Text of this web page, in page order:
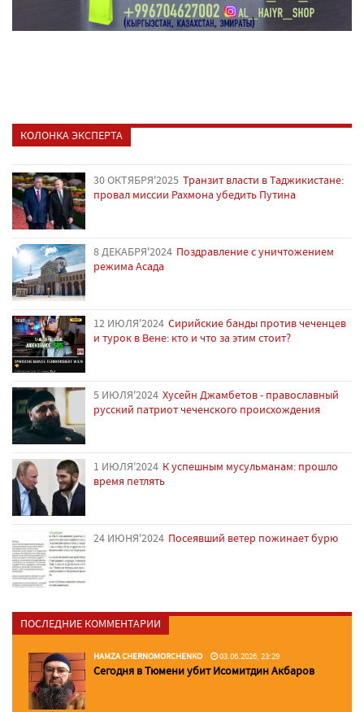
КОЛОНКА ЭКСПЕРТА
30 ОКТЯБРЯ'2025 Транзит власти в Таджикистане:
провал миссии Рахмона убедить Путина
8 ДЕКАБРЯ'2024 Поздравление с уничтожением
режима Асада
12 ИЮЛЯ'2024 Сирийские банды против чеченцев
и турок в Вене: кто и что за этим стоит?
5 ИЮЛЯ'2024 Хусейн Джамбетов - православный
русский патриот чеченского происхождения
1 ИЮЛЯ'2024 К успешным мусульманам: прошло
время петлять
24 ИЮНЯ'2024 Посеявший ветер пожинает бурю
ПОСЛЕДНИЕ КОММЕНТАРИИ
HAMZA CHERNOMORCHENKO 03.06.2026, 23:29
Сегодня в Тюмени убит Исомитдин Акбаров